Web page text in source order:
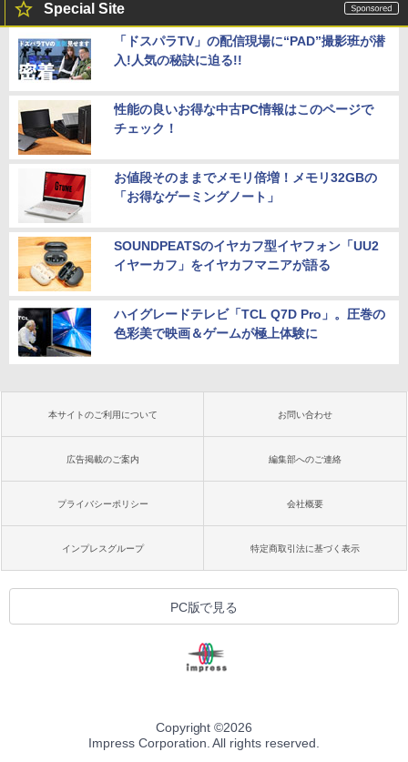
Special Site
「ドスパラTV」の配信現場に“PAD”撮影班が潜
入!人気の秘訣に迫る!!
性能の良いお得な中古PC情報はこのページで
チェック！
お値段そのままでメモリ倍増！メモリ32GBの
「お得なゲーミングノート」
SOUNDPEATSのイヤカフ型イヤフォン「UU2
イヤーカフ」をイヤカフマニアが語る
ハイグレードテレビ「TCL Q7D Pro」。圧巻の
色彩美で映画＆ゲームが極上体験に
本サイトのご利用について お問い合わせ
広告掲載のご案内 編集部へのご連絡
プライバシーポリシー 会社概要
インプレスグループ 特定商取引法に基づく表示
PC版で見る
Copyright ©2026
Impress Corporation. All rights reserved.